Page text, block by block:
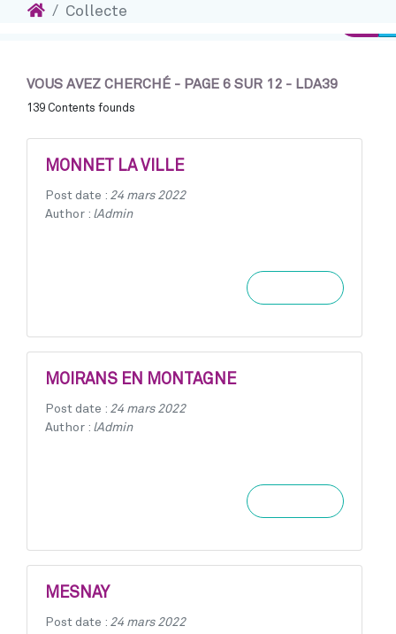
AccueilCollecte
VOUS AVEZ CHERCHÉ - PAGE 6 SUR 12 - LDA39
139 Contents founds
MONNET LA VILLE
Post date : 24 mars 2022
Author : lAdmin
MOIRANS EN MONTAGNE
Post date : 24 mars 2022
Author : lAdmin
MESNAY
Post date : 24 mars 2022